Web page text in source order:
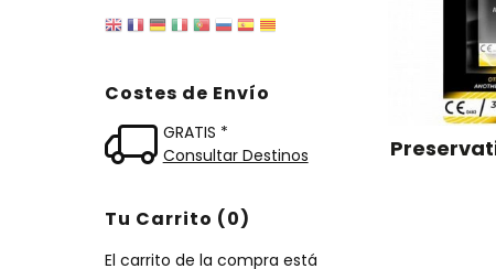
Costes de Envío
GRATIS *
Consultar Destinos
Tu Carrito (0)
El carrito de la compra está